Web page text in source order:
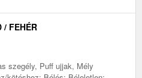
/ FEHÉR
szegély, Puff ujjak, Mély